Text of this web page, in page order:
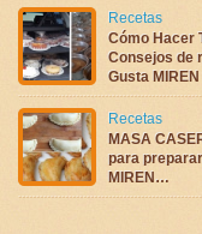
Recetas
Cómo Hacer
Consejos de
Gusta
Recetas
MASA
para
MIREN…